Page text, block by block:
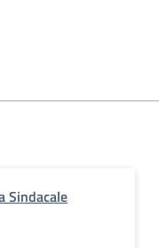
Sindacale